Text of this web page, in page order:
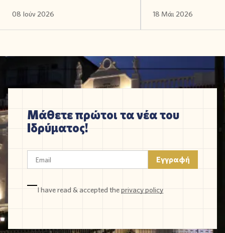
08 Ιούν 2026 18 Μάι 2026
Μάθετε πρώτοι τα νέα του
Ιδρύματος!
I have read & accepted theprivacy policy